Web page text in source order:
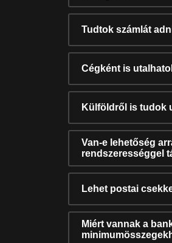
Tudtok számlát
Cégként is
Külföldről is tudok
Van-e lehetőség
rendszerességgel
Lehet postai
Miért vannak a